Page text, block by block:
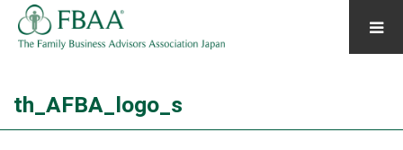
th_AFBA_logo_s